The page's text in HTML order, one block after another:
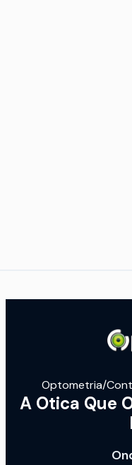
Optometria/
A Otica Que